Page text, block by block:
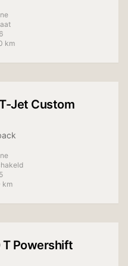
km
Jet Custom
km
T Powershift